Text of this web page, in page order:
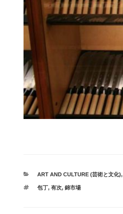
カ
ゴ
ART AND CULTURE (芸術と文化),
タ
包丁, 有次, 錦市場